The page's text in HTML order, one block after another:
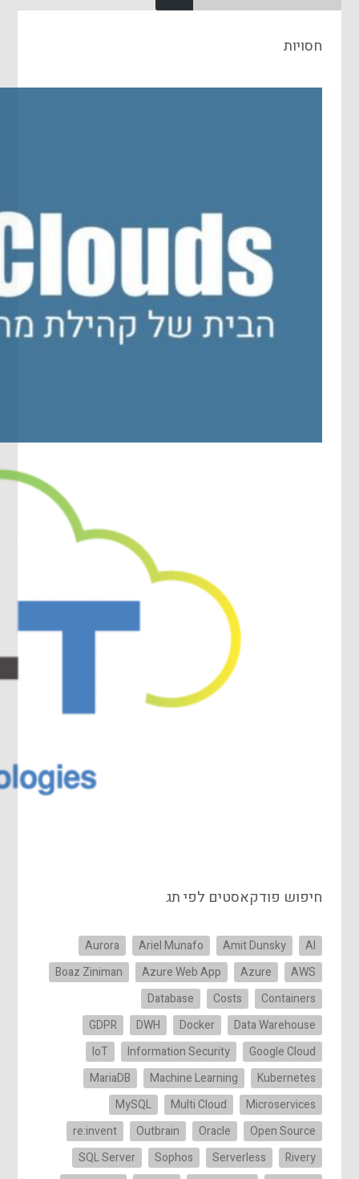
חסויות
חיפוש פודקאסטים לפי תג
AI
Amit Dunsky
Ariel Munafo
Aurora
AWS
Azure
Azure Web App
Boaz Ziniman
Containers
Costs
Database
Data Warehouse
Docker
DWH
GDPR
Google Cloud
Information Security
IoT
Kubernetes
Machine Learning
MariaDB
Microservices
Multi Cloud
MySQL
Open Source
Oracle
Outbrain
re:invent
Rivery
Serverless
Sophos
SQL Server